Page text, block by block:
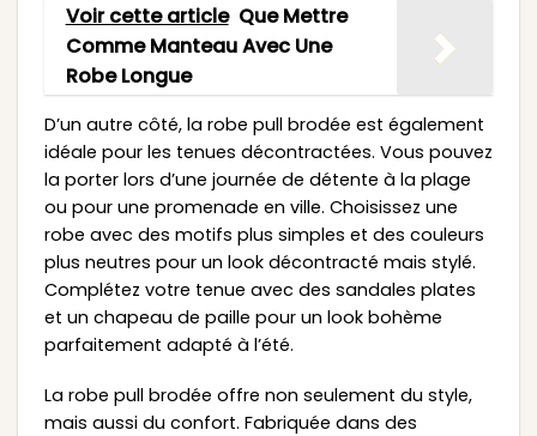
Voir cette article Que Mettre
Comme Manteau Avec Une
Robe Longue
D’un autre côté, la robe pull brodée est également
idéale pour les tenues décontractées. Vous pouvez
la porter lors d’une journée de détente à la plage
ou pour une promenade en ville. Choisissez une
robe avec des motifs plus simples et des couleurs
plus neutres pour un look décontracté mais stylé.
Complétez votre tenue avec des sandales plates
et un chapeau de paille pour un look bohème
parfaitement adapté à l’été.
La robe pull brodée offre non seulement du style,
mais aussi du confort. Fabriquée dans des